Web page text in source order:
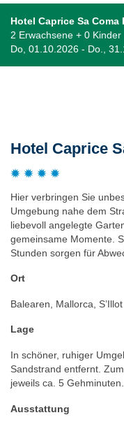
Hotel Caprice Sa Coma
2 Erwachsene + 0 Kinder
Do, 01.10.2026 - Do.,
Hotel Caprice
Hier verbringen Sie
Umgebung nahe dem
liebevoll angelegte
gemeinsame Momente.
Stunden sorgen für
Ort
Balearen, Mallorca, S’Illot
Lage
In schöner, ruhiger
Sandstrand entfernt.
jeweils ca. 5 Gehminuten.
Ausstattung